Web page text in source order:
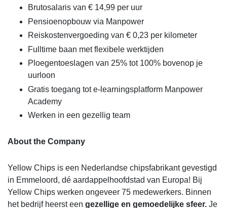
Brutosalaris van € 14,99 per uur
Pensioenopbouw via Manpower
Reiskostenvergoeding van € 0,23 per kilometer
Fulltime baan met flexibele werktijden
Ploegentoeslagen van 25% tot 100% bovenop je
uurloon
Gratis toegang tot e-learningsplatform Manpower
Academy
Werken in een gezellig team
About the Company
Yellow Chips is een Nederlandse chipsfabrikant gevestigd
in Emmeloord, dé aardappelhoofdstad van Europa! Bij
Yellow Chips werken ongeveer 75 medewerkers. Binnen
het bedrijf heerst een gezellige en gemoedelijke sfeer. Je